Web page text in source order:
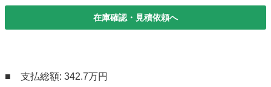
在庫確認・見積依頼へ
■ 支払総額: 342.7万円